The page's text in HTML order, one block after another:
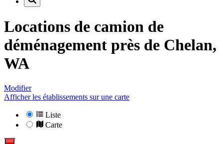
Locations de camion de
déménagement près de Chelan,
WA
Modifier
Afficher les établissements sur une carte
Liste
Carte